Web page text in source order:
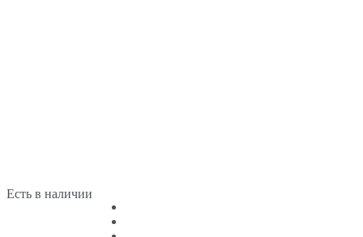
Есть в наличии